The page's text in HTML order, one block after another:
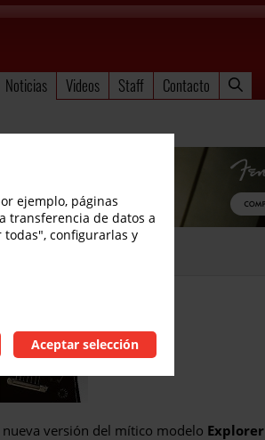
Noticias Videos Staff Contacto
versión del mítico modelo Explorer
ejemplo, páginas
transferencia de datos a
configurarlas y
Aceptar selección